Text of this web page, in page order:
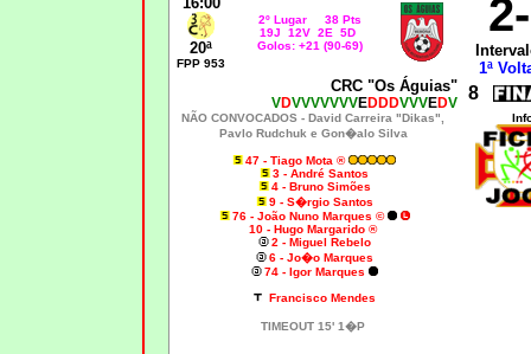
20ª
FPP 953
2º Lugar 38 Pts
19J 12V 2E 5D
Golos: +21 (90-69)
1ª
CRC "Os Águias"
VDVVVVVVVEDDDVVVEDV 8
NÃO CONVOCADOS - David Carreira "Dikas",
Pavlo Rudchuk e Gon�alo Silva
47 - Tiago Mota ®
3 - André Santos
4 - Bruno Simões
9 - S�rgio Santos
76 - João Nuno Marques ©
10 - Hugo Margarido ®
2 - Miguel Rebelo
6 - Jo�o Marques
74 - Igor Marques
Francisco Mendes
TIMEOUT 15' 1�P